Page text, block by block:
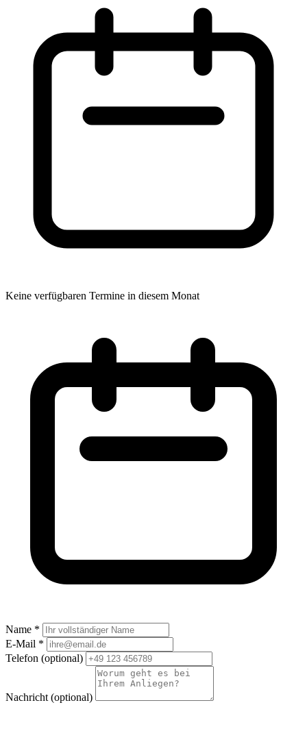
Keine verfügbaren Termine in diesem Monat
Name *
E-Mail *
Telefon (optional)
Nachricht (optional)